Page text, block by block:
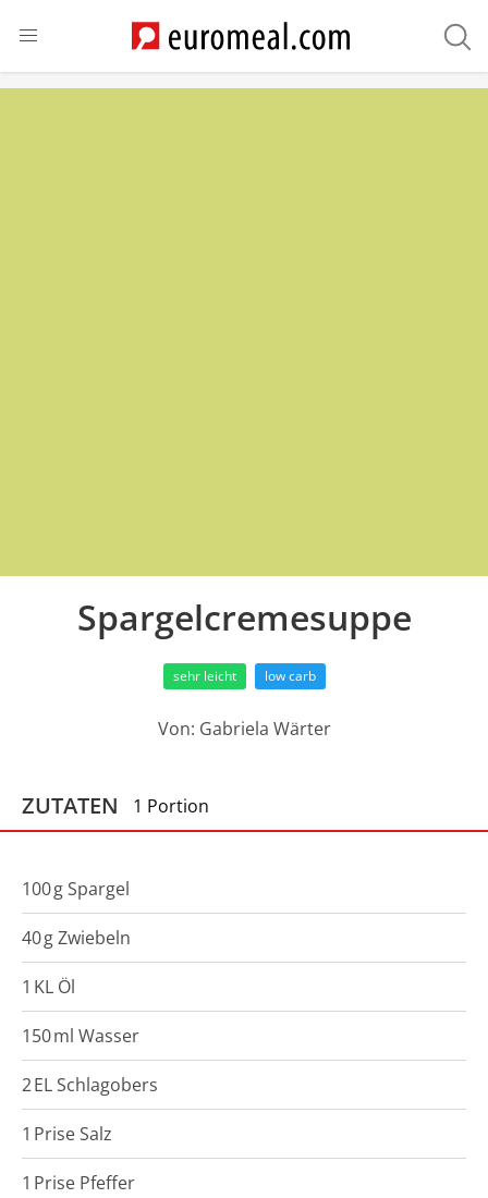
Spargelcremesuppe
sehr leicht low carb
Von: Gabriela Wärter
ZUTATEN 1 Portion
100gSpargel
40gZwiebeln
1 KL Öl
150ml Wasser
2ELSchlagobers
1 PriseSalz
1 Prise Pfeffer